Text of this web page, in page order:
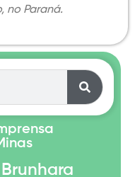
no Paraná.